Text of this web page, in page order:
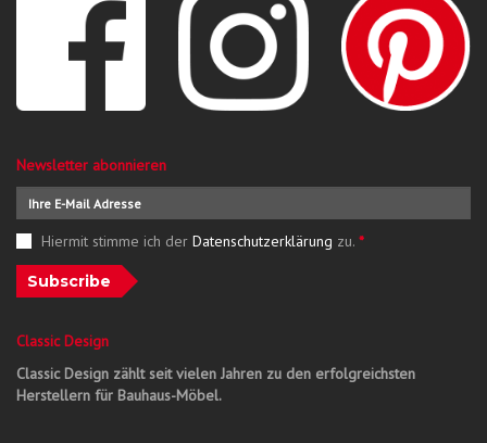
Newsletter abonnieren
Hiermit stimme ich der Datenschutzerklärung zu. *
Subscribe
Classic Design
Classic Design zählt seit vielen Jahren zu den erfolgreichsten
Herstellern für Bauhaus-Möbel.